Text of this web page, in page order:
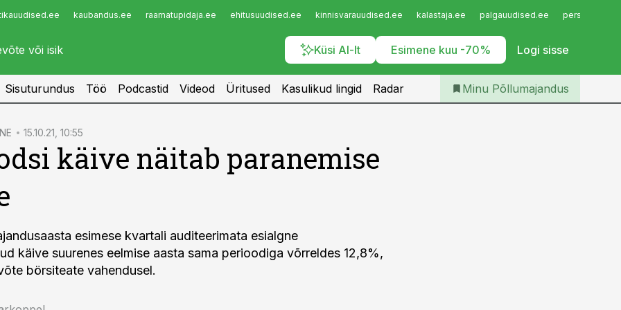
kaubandus.ee raamatupidaja.ee ehitusuudised.ee kinnisvarauudised.ee kalastaja.ee palgauudised.ee
Küsi AI-lt Esimene kuu -70% Logi sisse
Infopank
Iseteenindus
Telli Põllumajandus
Sisuturundus Töö Podcastid Videod Üritused Kasulikud lingid Radar Minu Põllumajandus
15.10.21, 10:55
käive näitab paranemise
esimese kvartali auditeerimata esialgne
käive suurenes eelmise aasta sama perioodiga võrreldes 12,8%,
börsiteate vahendusel.